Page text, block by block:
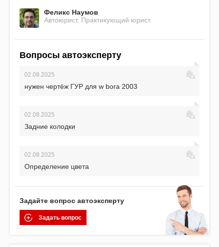
Феликс Наумов
Автоюрист. Практикующий юрист.
Вопросы автоэксперту
02.08.2025
нужен чертёж ГУР для w bora 2003
02.08.2025
Задние колодки
02.08.2025
Определение цвета
Задайте вопрос автоэксперту
Задать вопрос